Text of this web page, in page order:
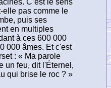
elle pas comme le
puis ses
en multiples
à ces 600 000
000 âmes. Et c'est
: « Ma parole
un feu, dit l'Éternel,
qui brise le roc ? »